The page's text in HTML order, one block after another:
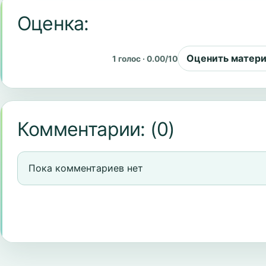
Оценка:
1 голос · 0.00/10 Оценить
Комментарии: (0)
Пока комментариев нет